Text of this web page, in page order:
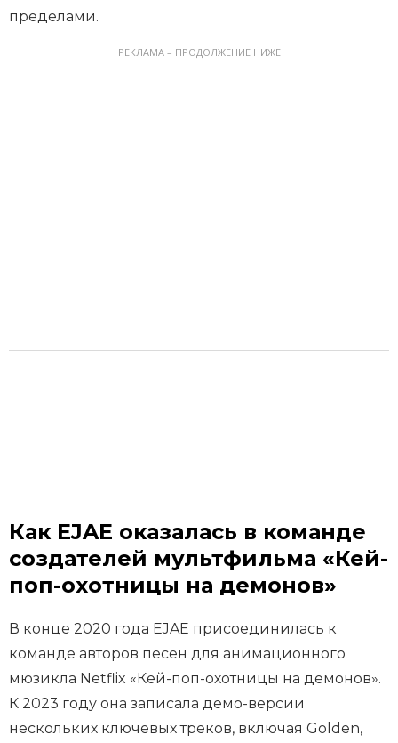
пределами.
РЕКЛАМА – ПРОДОЛЖЕНИЕ НИЖЕ
Как EJAE оказалась в команде
создателей мультфильма «Кей-
поп-охотницы на демонов»
В конце 2020 года EJAE присоединилась к
команде авторов песен для анимационного
мюзикла Netflix «Кей-поп-охотницы на демонов».
К 2023 году она записала демо-версии
нескольких ключевых треков, включая Golden,